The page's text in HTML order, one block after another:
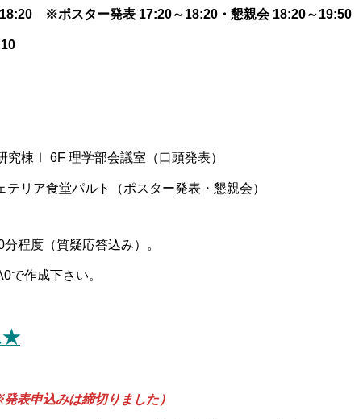
※ポスター発表 17:20～18:20・懇親会 18:20～19:50
10
棟Ⅰ 6F 理学部会議室（口頭発表）
パルト（ポスター発表・懇親会）
度（質疑応答込み）。
下さい。
★
発表申込みは締切りました）